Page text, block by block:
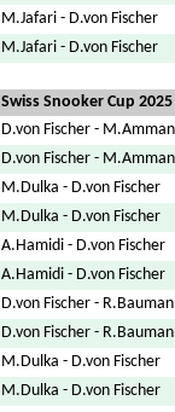
M.Jafari - D.von Fischer
M.Jafari - D.von Fischer
Swiss Snooker Cup 2025
D.von Fischer -
D.von Fischer -
M.Dulka - D.von Fischer
M.Dulka - D.von Fischer
A.Hamidi - D.von Fischer
A.Hamidi - D.von Fischer
D.von Fischer -
D.von Fischer -
M.Dulka - D.von Fischer
M.Dulka - D.von Fischer